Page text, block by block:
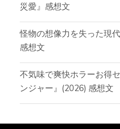
災愛』感想文
怪物の想像力を失った現
感想文
不気味で爽快ホラーお得
ンジャー』(2026) 感想文